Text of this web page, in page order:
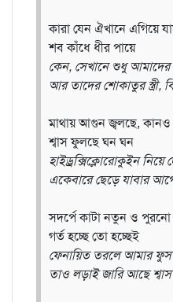
কারা যেন ঐখানে এগিয়ে
শব কাঁধে ধীর পায়ে
কেন, সেখানে শুধু আমাদের
আর তাদের শোকাতুর স্ত্রী,
মাথায় আগুন জ্বলছে,
শ্বাস ফুলছে ঘন ঘন
হাইড্রক্সিক্লোরোকুইন নিয়ে
একেবারে ছেড়ে যাবার
সদর্পে কাটা নতুন ও পুরনো
গর্ত হচ্ছে তো হচ্ছেই
ফেনায়িত তরলে আমার
তাও লড়াই জারি আছে